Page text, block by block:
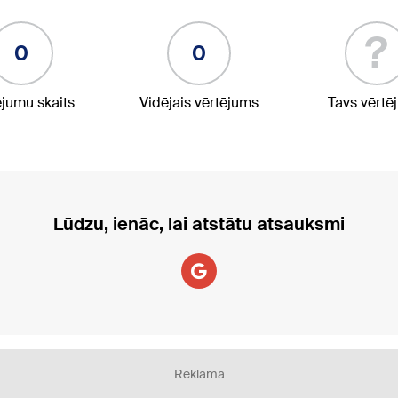
0
skaits
0
Vidējais vērtējums
?
Tavs
Lūdzu, ienāc, lai atstātu atsauksmi
Reklāma